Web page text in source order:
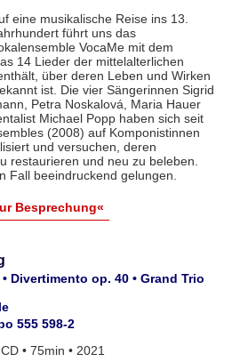
eine musikalische Reise ins 13.
führt uns das
VocaMe mit dem
14 Lieder der mittelalterlichen
über deren Leben und Wirken
ist. Die vier Sängerinnen Sigrid
Petra Noskalová, Maria Hauer
Michael Popp haben sich seit
(2008) auf Komponistinnen
und versuchen, deren
restaurieren und neu zu beleben.
Fall beeindruckend gelungen.
Besprechung«
Divertimento op. 40 • Grand Trio
555 598-2
• 75min • 2021